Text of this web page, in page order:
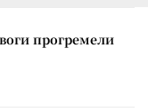
прогремели